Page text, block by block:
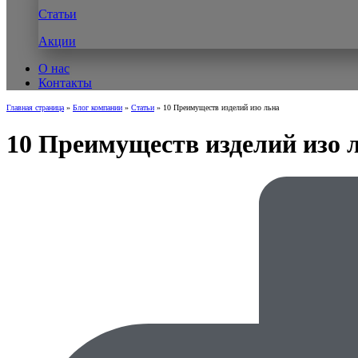
Статьи
Акции
О нас
Контакты
Главная страница » Блог компании » Статьи » 10 Преимуществ изделий изо льна
10 Преимуществ изделий изо